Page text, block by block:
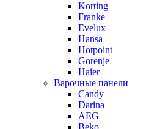
Korting
Franke
Evelux
Hansa
Hotpoint
Gorenje
Haier
Варочные панели
Candy
Darina
AEG